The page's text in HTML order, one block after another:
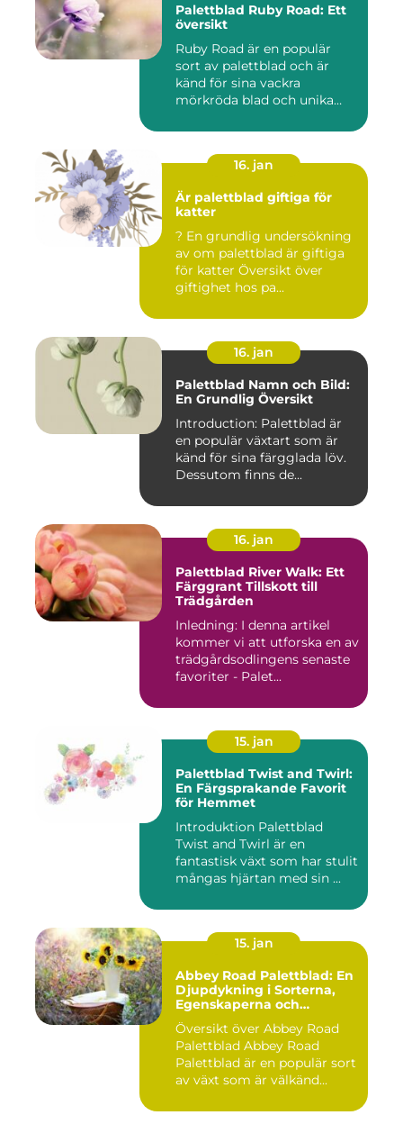
Palettblad Ruby Road: Ett
översikt
Ruby Road är en populär
sort av palettblad och är
känd för sina vackra
mörkröda blad och unika
16. jan
Är palettblad giftiga för
katter
? En grundlig undersökning
av om palettblad är giftiga
för katter Översikt över
giftighet hos pa...
16. jan
Palettblad Namn och Bild:
En Grundlig Översikt
Introduction: Palettblad är
en populär växtart som är
känd för sina färgglada löv.
Dessutom finns de...
16. jan
Palettblad River Walk: Ett
Färggrant Tillskott till
Trädgården
Inledning: I denna artikel
kommer vi att utforska en av
trädgårdsodlingens senaste
favoriter - Palet...
15. jan
Palettblad Twist and Twirl:
En Färgsprakande Favorit
för Hemmet
Introduktion Palettblad
Twist and Twirl är en
fantastisk växt som har stulit
mångas hjärtan med sin ...
15. jan
Abbey Road Palettblad: En
Djupdykning i Sorterna,
Egenskaperna och
Historien
Översikt över Abbey Road
Palettblad Abbey Road
Palettblad är en populär sort
av växt som är välkänd...